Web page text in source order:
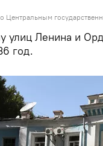
Центральным
улиц Ленина и
год.